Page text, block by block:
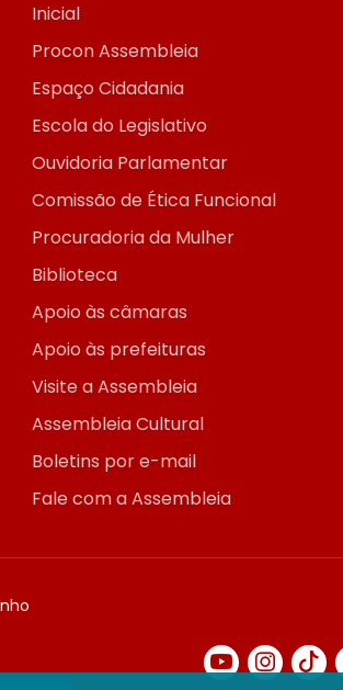
Inicial
Procon Assembleia
Espaço Cidadania
Escola do Legislativo
Ouvidoria Parlamentar
Comissão de Ética Funcional
Procuradoria da Mulher
Biblioteca
Apoio às câmaras
Apoio às prefeituras
Visite a Assembleia
Assembleia Cultural
Boletins por e-mail
Fale com a Assembleia